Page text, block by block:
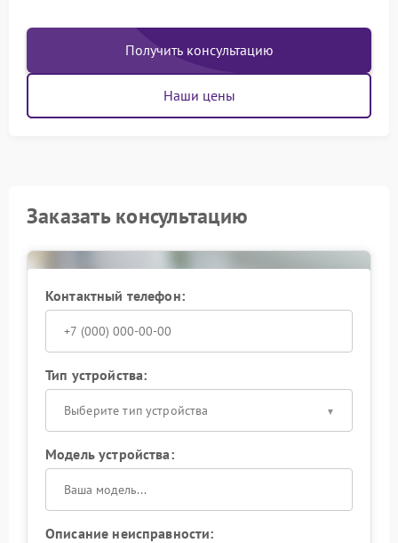
Получить консультацию
Наши цены
Заказать консультацию
Контактный телефон:
Тип устройства:
Выберите тип устройства
Модель устройства:
Описание неисправности: